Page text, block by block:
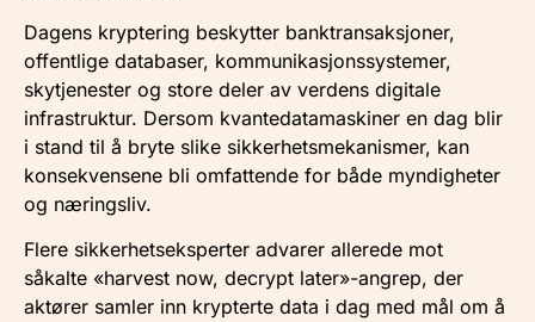
Dagens kryptering beskytter banktransaksjoner,
offentlige databaser, kommunikasjonssystemer,
skytjenester og store deler av verdens digitale
infrastruktur. Dersom kvantedatamaskiner en dag blir
i stand til å bryte slike sikkerhetsmekanismer, kan
konsekvensene bli omfattende for både myndigheter
og næringsliv.
Flere sikkerhetseksperter advarer allerede mot
såkalte «harvest now, decrypt later»-angrep, der
aktører samler inn krypterte data i dag med mål om å